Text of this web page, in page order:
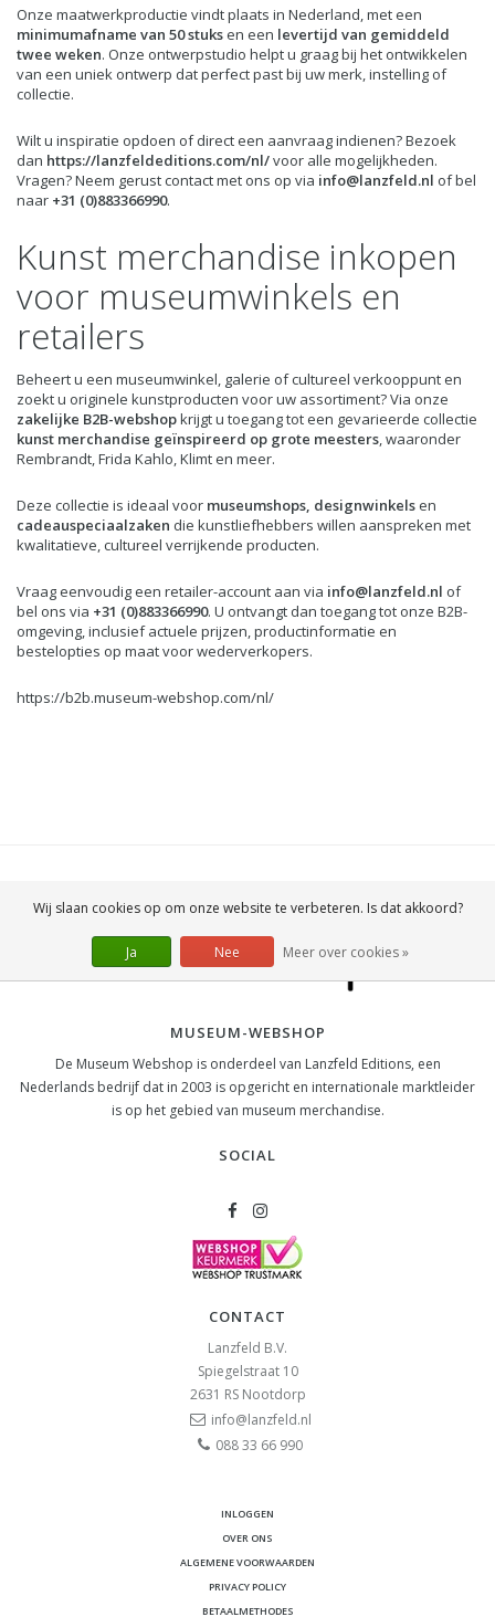
Onze maatwerkproductie vindt plaats in Nederland, met een
minimumafname van 50 stuks en een levertijd van gemiddeld
twee weken. Onze ontwerpstudio helpt u graag bij het ontwikkelen
van een uniek ontwerp dat perfect past bij uw merk, instelling of
collectie.
Wilt u inspiratie opdoen of direct een aanvraag indienen? Bezoek
dan https://lanzfeldeditions.com/nl/voor alle mogelijkheden.
Vragen? Neem gerust contact met ons op via info@lanzfeld.nl of bel
naar +31 (0)883366990.
Kunst merchandise inkopen
voor museumwinkels en
retailers
Beheert u een museumwinkel, galerie of cultureel verkooppunt en
zoekt u originele kunstproducten voor uw assortiment? Via onze
zakelijke B2B-webshopkrijgt u toegang tot een gevarieerde collectie
kunst merchandise geïnspireerd op grote meesters, waaronder
Rembrandt, Frida Kahlo, Klimt en meer.
Deze collectie is ideaal voor museumshops, designwinkels en
cadeauspeciaalzaken die kunstliefhebbers willen aanspreken met
kwalitatieve, cultureel verrijkende producten.
Vraag eenvoudig een retailer-account aan via info@lanzfeld.nl of
bel ons via +31 (0)883366990. U ontvangt dan toegang tot onze B2B-
omgeving, inclusief actuele prijzen, productinformatie en
bestelopties op maat voor wederverkopers.
https://b2b.museum-webshop.com/nl/
MUSEUM-WEBSHOP
De Museum Webshop is onderdeel van Lanzfeld Editions, een
Nederlands bedrijf dat in 2003 is opgericht en internationale marktleider
is op het gebied van museum merchandise.
SOCIAL
CONTACT
Lanzfeld B.V.
Spiegelstraat 10
2631 RS Nootdorp
info@lanzfeld.nl
088 33 66 990
INLOGGEN
OVER ONS
ALGEMENE VOORWAARDEN
PRIVACY POLICY
BETAALMETHODES
Wij slaan cookies op om onze website te verbeteren. Is dat akkoord?
Ja Nee Meer over cookies »